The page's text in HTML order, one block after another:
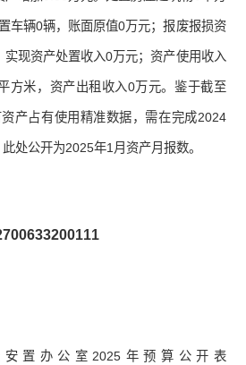
车辆0辆，账面原值0万元；报废报损资
实现资产处置收入0万元；资产使用收入
方米，资产出租收入0万元。鉴于截至
资产占有使用精准数据，需在完成2024
处公开为2025年1 月资产月报数。
置办公室2025年预算公开表